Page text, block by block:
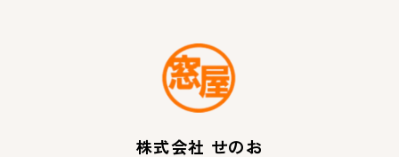
株式会社 せのお